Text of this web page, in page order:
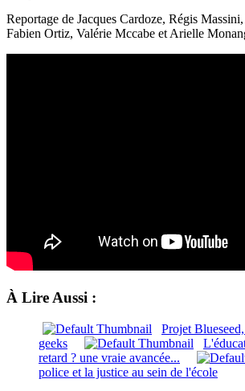
Reportage de Jacques Cardoze, Régis
Fabien Ortiz, Valérie Mccabe et Arielle
À Lire Aussi :
Projet
geeks
retard ? une vraie avancée...
police et la justice au sein de l'école